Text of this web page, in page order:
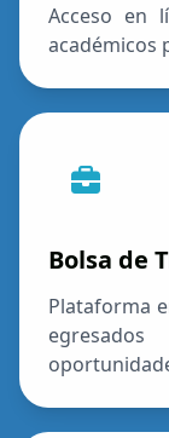
Acceso en
académicos
Bolsa de
Plataforma